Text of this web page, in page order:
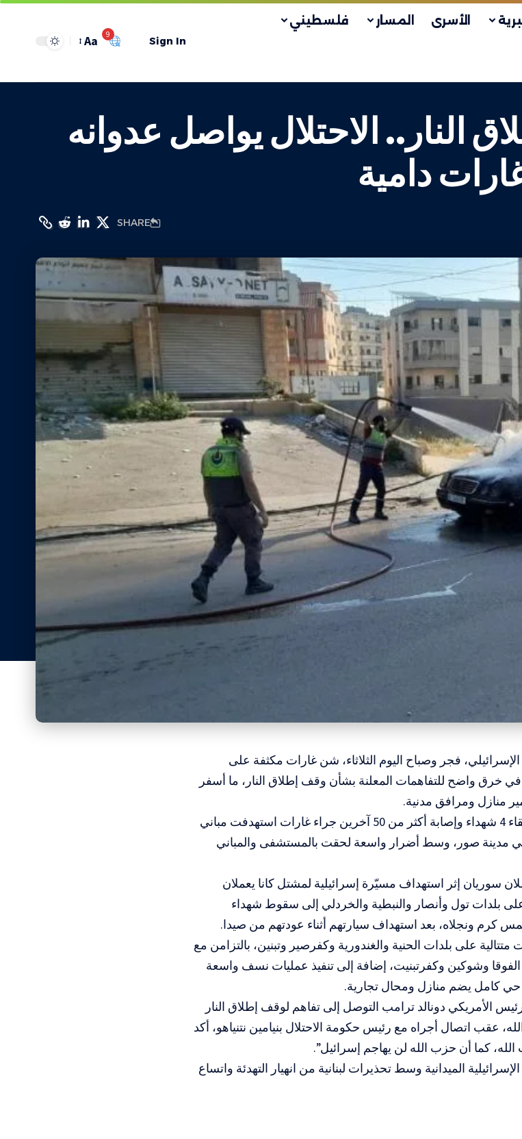
الأسرى المسار فلسطيني
Sign In
9
Aa
النار.. الاحتلال يواصل عدوانه
دامية
SHARE
فجر وصباح اليوم الثلاثاء، شن غارات مكثفة على
خرق واضح للتفاهمات المعلنة بشأن وقف إطلاق النار، ما أسفر
منازل ومرافق مدنية.
وأفادت وسائل إعلام لبنانية بارتقاء 4 شهداء وإصابة أكثر من 50 آخرين جراء غارات استهدفت مباني
مدينة صور، وسط أضرار واسعة لحقت بالمستشفى والمباني
سوريان إثر استهداف مسيّرة إسرائيلية لمشتل كانا يعملان
بلدات تول وأنصار والنبطية والخردلي إلى سقوط شهداء
كرم ونجلاه، بعد استهداف سيارتهم أثناء عودتهم من صيدا.
على بلدات الحنية والغندورية وكفرصير وتبنين، بالتزامن مع
وشوكين وكفرتبنيت، إضافة إلى تنفيذ عمليات نسف واسعة
كامل يضم منازل ومحال تجارية.
الأمريكي دونالد ترامب التوصل إلى تفاهم لوقف إطلاق النار
عقب اتصال أجراه مع رئيس حكومة الاحتلال بنيامين نتنياهو، أكد
كما أن حزب الله لن يهاجم إسرائيل”.
الميدانية وسط تحذيرات لبنانية من انهيار التهدئة واتساع